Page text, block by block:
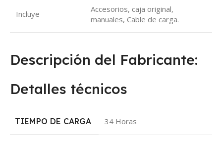
Incluye
Accesorios, caja original,
manuales, Cable de carga.
Descripción del Fabricante:
Detalles técnicos
TIEMPO DE CARGA ‎34 Horas